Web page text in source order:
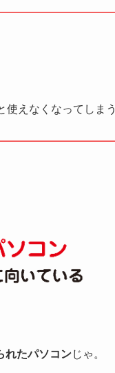
使えなくなってしまう
れたパソコンじゃ。